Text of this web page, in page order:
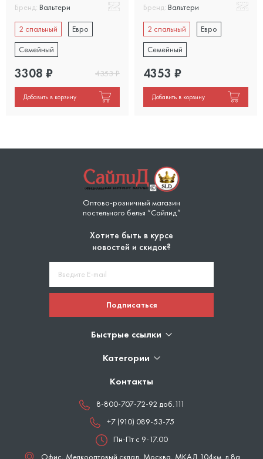
Бренд: Вальтери
2 спальный
Евро
Семейный
3308 ₽ 4353₽
Добавить в корзину
Бренд: Вальтери
2 спальный
Евро
Семейный
4353 ₽
Добавить в корзину
Оптово-розничный магазин
постельного белья “Сайлид”
Хотите быть в курсе
новостей и скидок?
Подписаться
Быстрые ссылки
Категории
Контакты
8-800-707-72-92 доб.111
+7 (910) 089-53-75
Пн-Пт с 9-17.00
Офис, Мелкооптовый склад, Москва, МКАД 104км. д.8а